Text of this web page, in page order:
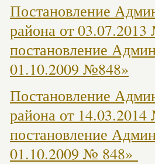
Постановление
района от
постановление
01.10.2009 №848»
Постановление
района от
постановление
01.10.2009 № 848»